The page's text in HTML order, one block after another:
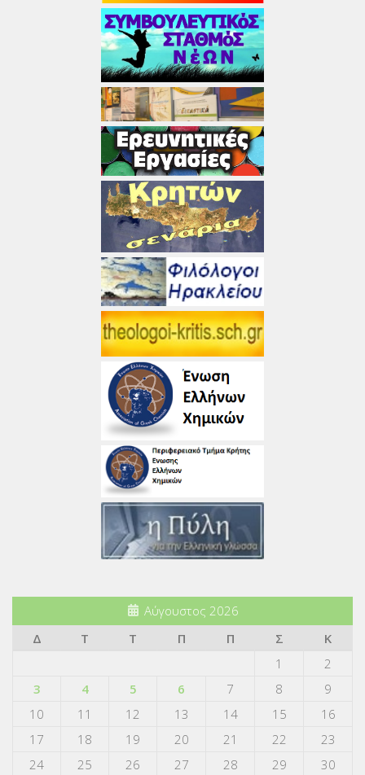
Αύγουστος 2026
Δ
Τ Τ Π Π Σ
Κ
1
2
3
4 5 6 7 8
9
10
11 12 13 14 15
16
17
18 19 20 21 22
23
24
25 26 27 28 29
30